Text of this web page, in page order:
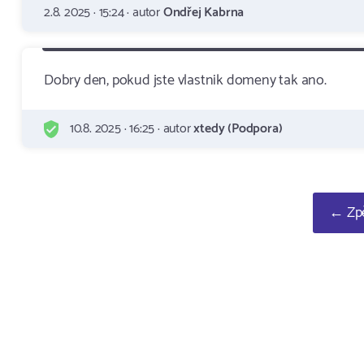
2.8. 2025 · 15:24 · autorOndřej Kabrna
Dobry den, pokud jste vlastnik domeny tak ano.
10.8. 2025 · 16:25 · autorxtedy (Podpora)
←